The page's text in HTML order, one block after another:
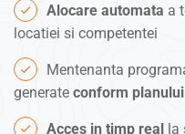
Alocare automata a
locatiei si competentei
Mentenanta
generate conform planului
Acces in timp real la